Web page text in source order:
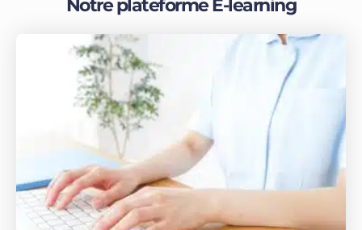
Notre plateforme E-learning